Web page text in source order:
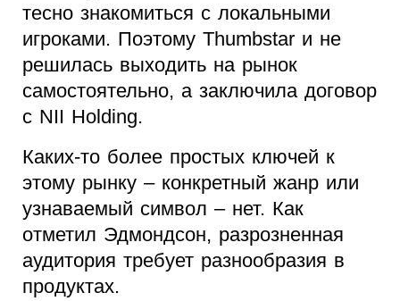
тесно знакомиться с локальными
игроками. Поэтому Thumbstar и не
решилась выходить на рынок
самостоятельно, а заключила договор
с NII Holding.
Каких-то более простых ключей к
этому рынку – конкретный жанр или
узнаваемый символ – нет. Как
отметил Эдмондсон, разрозненная
аудитория требует разнообразия в
продуктах.